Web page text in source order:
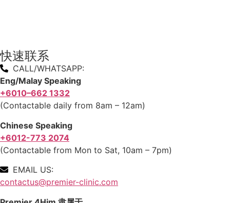
快速联系
CALL/WHATSAPP:
Eng/Malay Speaking
+6010–662 1332
(Contactable daily from 8am – 12am)
Chinese Speaking
+6012-773 2074
(Contactable from Mon to Sat, 10am – 7pm)
EMAIL US:
contactus@premier-clinic.com